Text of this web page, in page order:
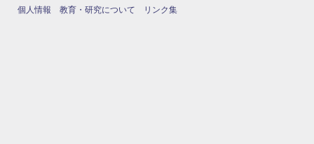
個人情報 教育・研究について リンク集